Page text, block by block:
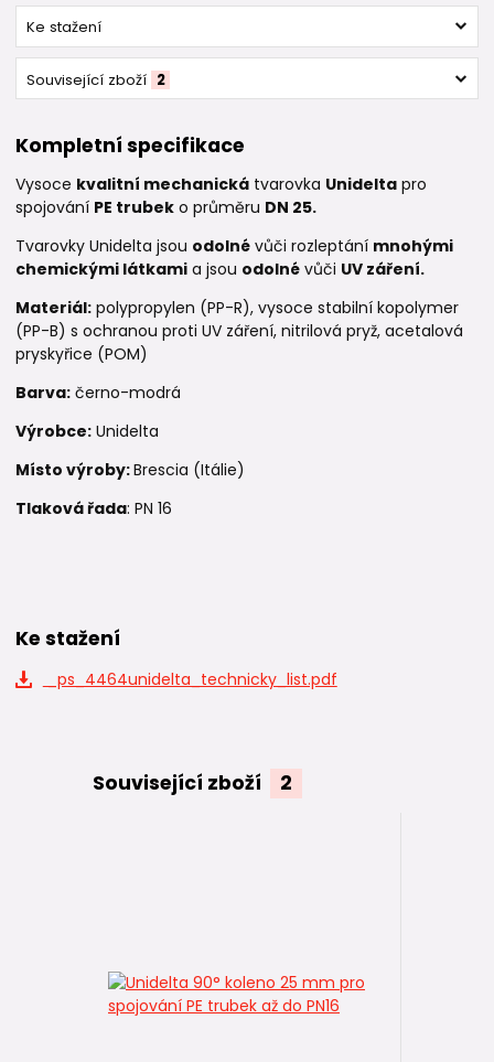
Ke stažení
Související zboží 2
Kompletní specifikace
Vysoce kvalitní mechanická tvarovka Unidelta pro
spojování PE trubek o průměru DN 25.
Tvarovky Unidelta jsou odolné vůči rozleptání mnohými
chemickými látkami a jsou odolné vůči UV záření.
Materiál: polypropylen (PP-R), vysoce stabilní kopolymer
(PP-B) s ochranou proti UV záření, nitrilová pryž, acetalová
pryskyřice (POM)
Barva: černo-modrá
Výrobce: Unidelta
Místo výroby:Brescia (Itálie)
Tlaková řada: PN 16
Ke stažení
_ps_4464unidelta_technicky_list.pdf
Související zboží 2